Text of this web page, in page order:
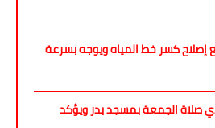
إصلاح كسر خط المياه ويوجه بسرعة
صلاة الجمعة بمسجد بدر ويؤكد